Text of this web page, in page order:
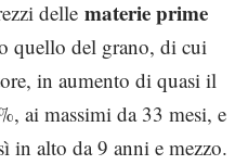
delle materie prime
quello del grano, di cui
in aumento di quasi il
ai massimi da 33 mesi, e
in alto da 9 anni e mezzo.